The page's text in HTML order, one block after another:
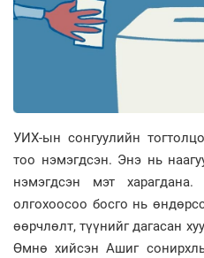
УИХ-ын сонгуулийн
тоо нэмэгдсэн. Энэ нь
нэмэгдсэн мэт
олгохоосоо босго нь
өөрчлөлт, түүнийг дагасан
Өмнө хийсэн Ашиг